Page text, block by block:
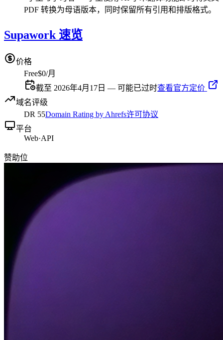
PDF 转换为母语版本，同时保留所有引用和排版格式。
Supawork 速览
价格
Free$0/月
截至 2026年4月17日 — 可能已过时查看官方定价
域名评级
DR 55Domain Rating by Ahrefs许可协议
平台
Web·API
赞助位